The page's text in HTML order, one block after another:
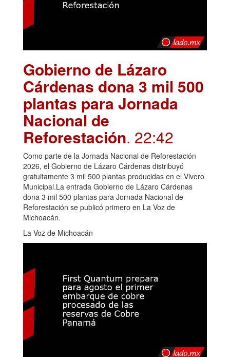
Gobierno de Lázaro
Cárdenas dona 3 mil 500
plantas para Jornada
Nacional de
Reforestación. 22:42
Como parte de la Jornada Nacional de Reforestación
2026, el Gobierno de Lázaro Cárdenas distribuyó
gratuitamente 3 mil 500 plantas producidas en el Vivero
Municipal.La entrada Gobierno de Lázaro Cárdenas
dona 3 mil 500 plantas para Jornada Nacional de
Reforestación se publicó primero en La Voz de
Michoacán.
La Voz de Michoacán